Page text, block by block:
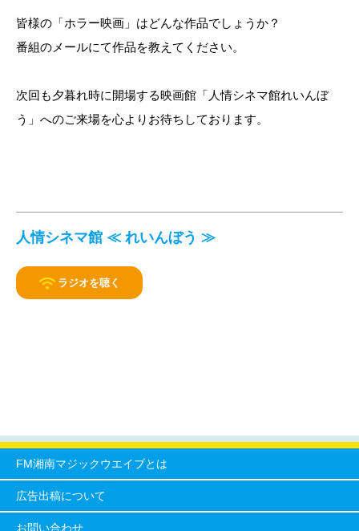
皆様の「ホラー映画」はどんな作品でしょうか？
番組のメールにて作品を教えてください。
次回も夕暮れ時に開場する映画館「人情シネマ館れいんぼ
う」へのご来場を心よりお待ちしております。
人情シネマ館 ≪ れいんぼう ≫
ラジオを聴く
FM湘南マジックウエイブとは
広告出稿について
お問い合わせ